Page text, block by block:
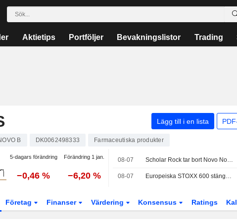
Aktietips Portföljer Bevakningslistor Trading
Lägg till i en lista
B DK0062498333 Farmaceutiska produkter
5-dagars förändring Förändring 1 jan.
−0,46 % −6,20 %
08-07 Scholar Rock tar bort Novo Nordisk-anläggning från ansökan om marknadsgodkännande för muskelmedicin
08-07 Europeiska STOXX 600 stänger på rekordnivå efter starka rapporter och svag amerikansk jobbsiffra
Företag Finanser Värdering Konsensus Ratings